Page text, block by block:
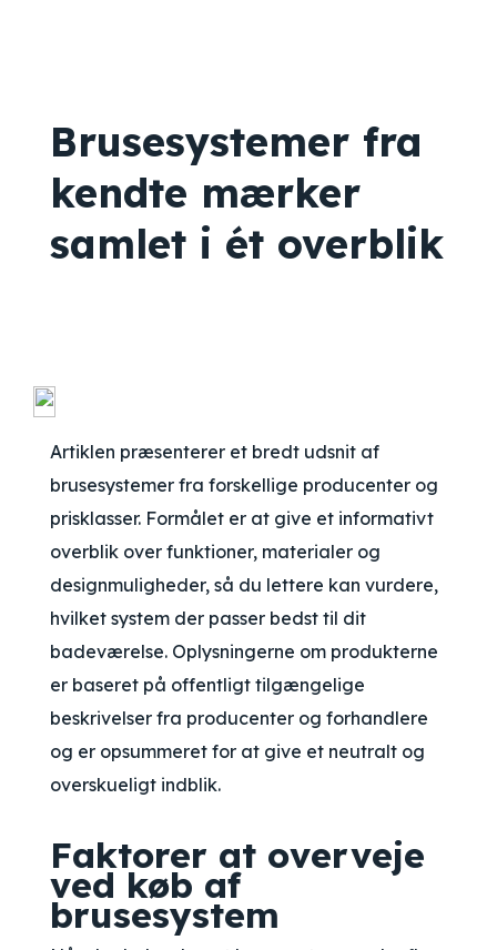
Brusesystemer fra
kendte mærker
samlet i ét overblik
Artiklen præsenterer et bredt udsnit af
brusesystemer fra forskellige producenter og
prisklasser. Formålet er at give et informativt
overblik over funktioner, materialer og
designmuligheder, så du lettere kan vurdere,
hvilket system der passer bedst til dit
badeværelse. Oplysningerne om produkterne
er baseret på offentligt tilgængelige
beskrivelser fra producenter og forhandlere
og er opsummeret for at give et neutralt og
overskueligt indblik.
Faktorer at overveje
ved køb af
brusesystem